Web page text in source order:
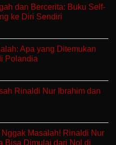
dan Bercerita: Buku Self-
ke Diri Sendiri
Apa yang Ditemukan
Polandia
Rinaldi Nur Ibrahim dan
Masalah! Rinaldi Nur
Bisa Dimulai dari Nol di